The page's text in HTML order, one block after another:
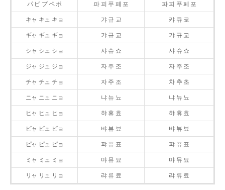
パ ピ プ ペ ポ 파 피 푸 페 포 파 피 푸 페 포
キャ キュ キョ 갸 규 교 캬 큐 쿄
ギャ ギュ ギョ 갸 규 교 갸 규 교
シャ シュ ショ 샤 슈 쇼 샤 슈 쇼
ジャ ジュ ジョ 자 주 조 자 주 조
チャ チュ チョ 자 주 조 차 추 초
ニャ ニュ ニョ 냐 뉴 뇨 냐 뉴 뇨
ヒャ ヒュ ヒョ 햐 휴 효 햐 휴 효
ビャ ビュ ビョ 뱌 뷰 뵤 뱌 뷰 뵤
ピャ ピュ ピョ 퍄 퓨 표 퍄 퓨 표
ミャ ミュ ミョ 먀 뮤 묘 먀 뮤 묘
リャ リュ リョ 랴 류 료 랴 류 료